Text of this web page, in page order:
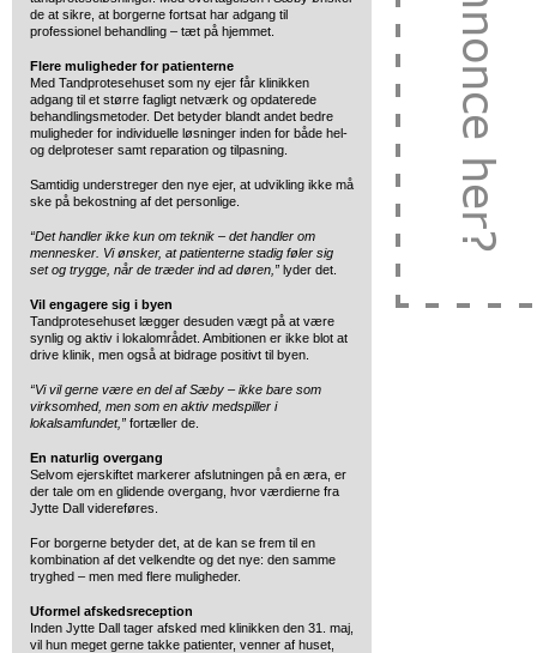
de at sikre, at borgerne fortsat har adgang til
professionel behandling – tæt på hjemmet.
Flere muligheder for patienterne
Med Tandprotesehuset som ny ejer får klinikken
adgang til et større fagligt netværk og opdaterede
behandlingsmetoder. Det betyder blandt andet bedre
muligheder for individuelle løsninger inden for både hel-
og delproteser samt reparation og tilpasning.
Samtidig understreger den nye ejer, at udvikling ikke må
ske på bekostning af det personlige.
“Det handler ikke kun om teknik – det handler om
mennesker. Vi ønsker, at patienterne stadig føler sig
set og trygge, når de træder ind ad døren,” lyder det.
Vil engagere sig i byen
Tandprotesehuset lægger desuden vægt på at være
synlig og aktiv i lokalområdet. Ambitionen er ikke blot at
drive klinik, men også at bidrage positivt til byen.
“Vi vil gerne være en del af Sæby – ikke bare som
virksomhed, men som en aktiv medspiller i
lokalsamfundet,” fortæller de.
En naturlig overgang
Selvom ejerskiftet markerer afslutningen på en æra, er
der tale om en glidende overgang, hvor værdierne fra
Jytte Dall videreføres.
For borgerne betyder det, at de kan se frem til en
kombination af det velkendte og det nye: den samme
tryghed – men med flere muligheder.
Uformel afskedsreception
Inden Jytte Dall tager afsked med klinikken den 31. maj,
vil hun meget gerne takke patienter, venner af huset,